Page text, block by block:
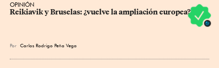
OPINIÓN
Reikiavik y Bruselas: ¿vuelve la ampliación europea?
Por Carlos Rodrigo Peña Vega